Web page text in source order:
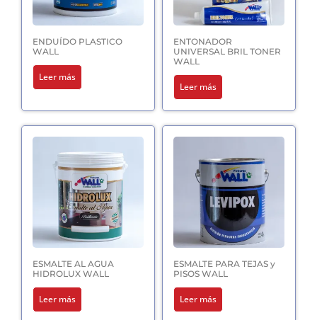
ENDUÍDO PLASTICO
WALL
Leer más
ENTONADOR
UNIVERSAL BRIL TONER
WALL
Leer más
ESMALTE AL AGUA
HIDROLUX WALL
Leer más
ESMALTE PARA TEJAS y
PISOS WALL
Leer más